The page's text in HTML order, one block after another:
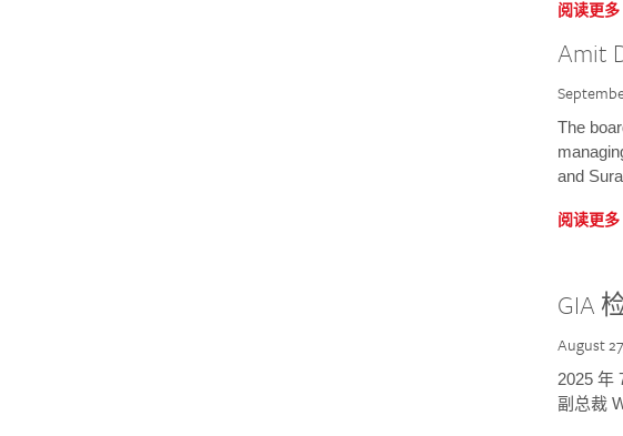
阅读更多
Amit
The
and
阅读更多
GIA
August
2025 年
副总裁